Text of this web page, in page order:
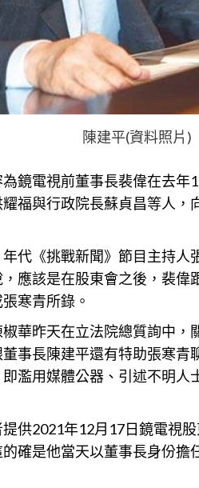
陳建平(資料照片)
鏡電視前董事長裴偉在去
福與行政院長蘇貞昌等人
代《挑戰新聞》節目主持
應該是在股東會之後，裴偉
寒青所錄。
華昨天在立法院總質詢中，
事長陳建平還有特助張寒青
濫用媒體公器、引述不明
供2021年12月17日鏡電視
確是他當天以董事長身份